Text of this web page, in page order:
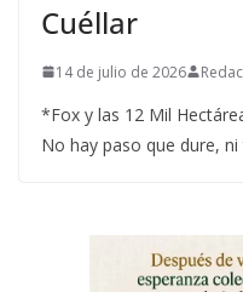
Cuéllar
14 de julio de 2026
*Fox y las 12 Mil
No hay paso que dure,